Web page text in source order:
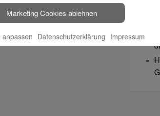
Marketing Cookies ablehnen
anpassen Datenschutzerklärung Impressum